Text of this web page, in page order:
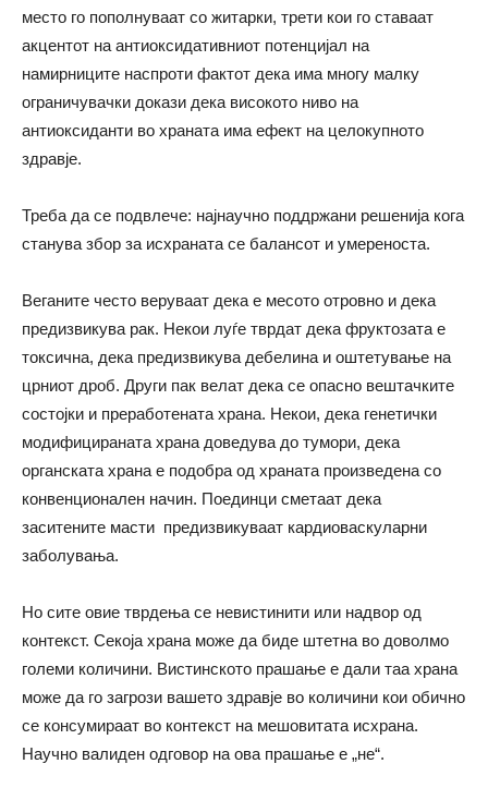
место го пополнуваат со житарки, трети кои го ставаат
акцентот на антиоксидативниот потенцијал на
намирниците наспроти фактот дека има многу малку
ограничувачки докази дека високото ниво на
антиоксиданти во храната има ефект на целокупното
здравје.
Треба да се подвлече: најнаучно поддржани решенија кога
станува збор за исхраната се балансот и умереноста.
Веганите често веруваат дека е месото отровно и дека
предизвикува рак. Некои луѓе тврдат дека фруктозата е
токсична, дека предизвикува дебелина и оштетување на
црниот дроб. Други пак велат дека се опасно вештачките
состојки и преработената храна. Некои, дека генетички
модифицираната храна доведува до тумори, дека
органската храна е подобра од храната произведена со
конвенционален начин. Поединци смeтаат дека
заситените масти предизвикуваат кардиоваскуларни
заболувања.
Но сите овие тврдења се невистинити или надвор од
контекст. Секоја храна може да биде штетна во доволмо
големи количини. Вистинското прашање е дали таа храна
може да го загрози вашето здравје во количини кои обично
се консумираат во контекст на мешовитата исхрана.
Научно валиден одговор на ова прашање е „не“.